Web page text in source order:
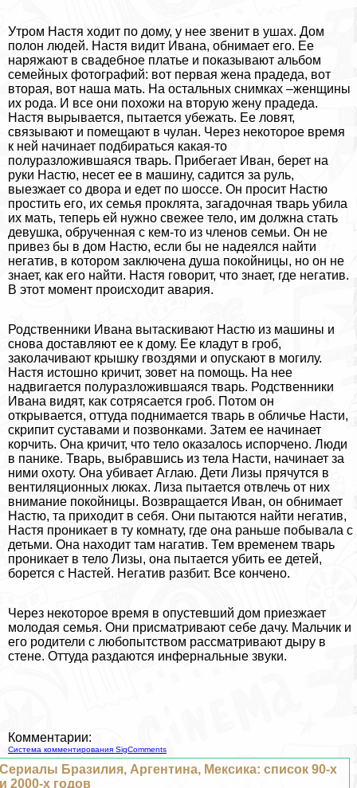
Утром Настя ходит по дому, у нее звенит в ушах. Дом
полон людей. Настя видит Ивана, обнимает его. Ее
наряжают в свадебное платье и показывают альбом
семейных фотографий: вот первая жена прадеда, вот
вторая, вот наша мать. На остальных снимках –женщины
их рода. И все они похожи на вторую жену прадеда.
Настя вырывается, пытается убежать. Ее ловят,
связывают и помещают в чулан. Через некоторое время
к ней начинает подбираться какая-то
полуразложившаяся тварь. Прибегает Иван, берет на
руки Настю, несет ее в машину, садится за руль,
выезжает со двора и едет по шоссе. Он просит Настю
простить его, их семья проклята, загадочная тварь убила
их мать, теперь ей нужно свежее тело, им должна стать
дeвyшка, обрученная с кем-то из члeнов семьи. Он не
привез бы в дом Настю, если бы не надеялся найти
негатив, в котором заключена душа покойницы, но он не
знает, как его найти. Настя говорит, что знает, где негатив.
В этот момент происходит авария.
Родственники Ивана вытаскивают Настю из машины и
снова доставляют ее к дому. Ее кладут в гроб,
заколачивают крышку гвоздями и опускают в могилу.
Настя истошно кричит, зовет на помощь. На нее
надвигается полуразложившаяся тварь. Родственники
Ивана видят, как сотрясается гроб. Потом он
открывается, оттуда поднимается тварь в обличье Насти,
скрипит суставами и позвонками. Затем ее начинает
корчить. Она кричит, что тело оказалось испорчено. Люди
в панике. Тварь, выбравшись из тела Насти, начинает за
ними охоту. Она убивает Аглаю. Дети Лизы прячутся в
вентиляционных люках. Лиза пытается отвлечь от них
внимание покойницы. Возвращается Иван, он обнимает
Настю, та приходит в себя. Они пытаются найти негатив,
Настя проникает в ту комнату, где она раньше побывала с
детьми. Она находит там нагатив. Тем временем тварь
проникает в тело Лизы, она пытается убить ее детей,
борется с Настей. Негатив разбит. Все кончено.
Через некоторое время в опустевший дом приезжает
молодая семья. Они присматривают себе дачу. Мальчик и
его родители с любопытством рассматривают дыру в
стене. Оттуда раздаются инфернальные звуки.
Комментарии:
Система комментирования SigComments
Сериалы Бразилия, Аргентина, Мексика: список 90-х
и 2000-х годов